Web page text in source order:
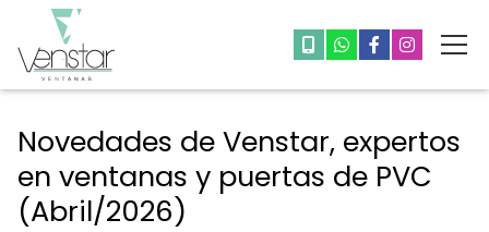
Novedades de Venstar, expertos
en ventanas y puertas de PVC
(Abril/2026)